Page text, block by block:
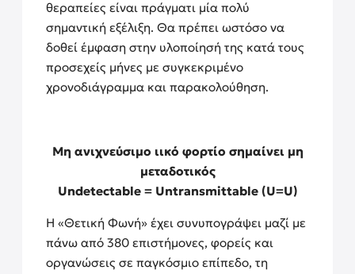
θεραπείες είναι πράγματι μία πολύ
σημαντική εξέλιξη. Θα πρέπει ωστόσο να
δοθεί έμφαση στην υλοποίησή της κατά τους
προσεχείς μήνες με συγκεκριμένο
χρονοδιάγραμμα και παρακολούθηση.
Μη ανιχνεύσιμο ιικό φορτίο σημαίνει μη
μεταδοτικός
Undetectable= Untransmittable(U=U)
Η «Θετική Φωνή» έχει συνυπογράψει μαζί με
πάνω από 380 επιστήμονες, φορείς και
οργανώσεις σε παγκόσμιο επίπεδο, τη